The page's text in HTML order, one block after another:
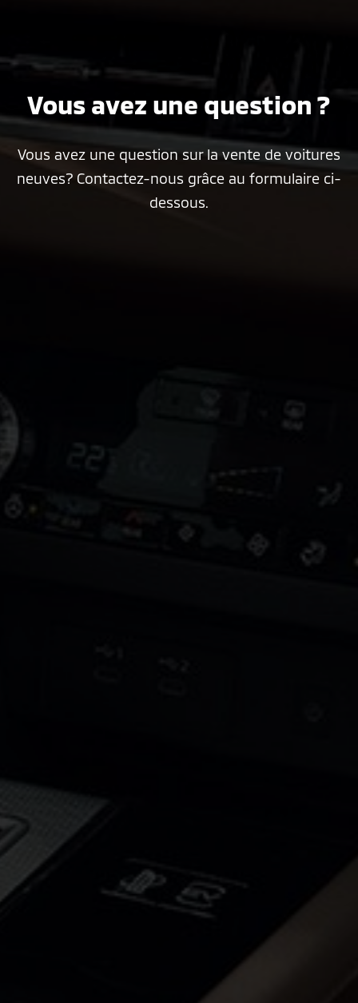
Vous avez une question ?
Vous avez une question sur la vente de voitures
neuves? Contactez-nous grâce au formulaire ci-
dessous.